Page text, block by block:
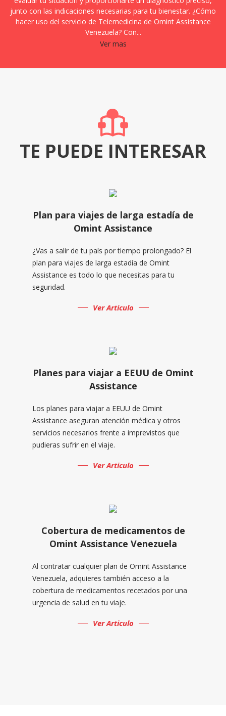
junto con las indicaciones necesarias para tu bienestar. ¿Cómo
hacer uso del servicio de Telemedicina de Omint Assistance
Venezuela? Con...
Ver mas
TE PUEDE INTERESAR
Plan para viajes de larga estadía de
Omint Assistance
¿Vas a salir de tu país por tiempo prolongado? El
plan para viajes de larga estadía de Omint
Assistance es todo lo que necesitas para tu
seguridad.
Ver Articulo
Planes para viajar a EEUU de Omint
Assistance
Los planes para viajar a EEUU de Omint
Assistance aseguran atención médica y otros
servicios necesarios frente a imprevistos que
pudieras sufrir en el viaje.
Ver Articulo
Cobertura de medicamentos de
Omint Assistance Venezuela
Al contratar cualquier plan de Omint Assistance
Venezuela, adquieres también acceso a la
cobertura de medicamentos recetados por una
urgencia de salud en tu viaje.
Ver Articulo